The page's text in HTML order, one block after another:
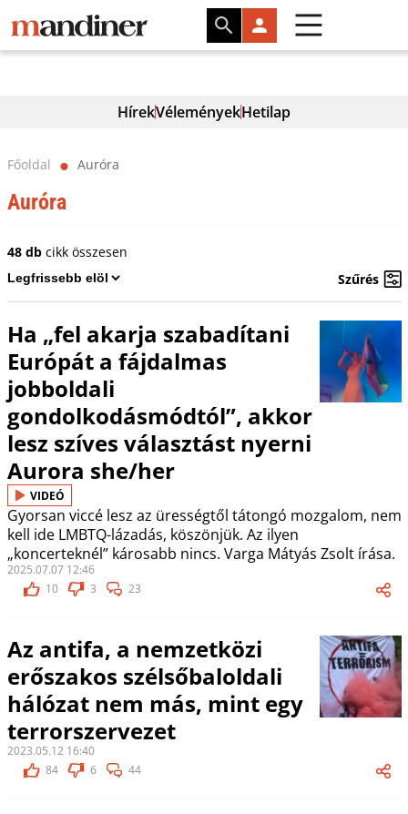
HírekVéleményekHetilap
Főoldal ⬤ Auróra
Auróra
48 dbcikk összesen
Szűrés
Ha „fel akarja szabadítani
Európát a fájdalmas
jobboldali
gondolkodásmódtól”, akkor
lesz szíves választást nyerni
Aurora she/her
VIDEÓ
Gyorsan viccé lesz az ürességtől tátongó mozgalom, nem
kell ide LMBTQ-lázadás, köszönjük. Az ilyen
„koncerteknél” károsabb nincs. Varga Mátyás Zsolt írása.
2025.07.07 12:46
10
3 23
Az antifa, a nemzetközi
erőszakos szélsőbaloldali
hálózat nem más, mint egy
terrorszervezet
2023.05.12 16:40
84
6 44